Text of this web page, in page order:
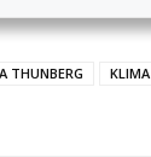
THUNBERG KLIMA